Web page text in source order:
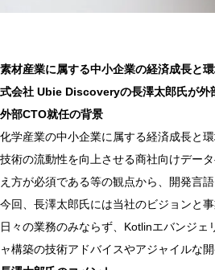
素材産業に属する中小企業の経済成長と
式会社 Ubie Discoveryの長澤太郎氏が外
外部CTO就任の背景
化学産業の中小企業に属する経済成長と
技術の流動性を向上させる商社向けデー
え方が必須である等の観点から、開発言
今回、長澤太郎氏には当社のビジョンと
日々の業務のみならず、Kotlinエバンジ
ャ構築の技術アドバイスやアジャイルな